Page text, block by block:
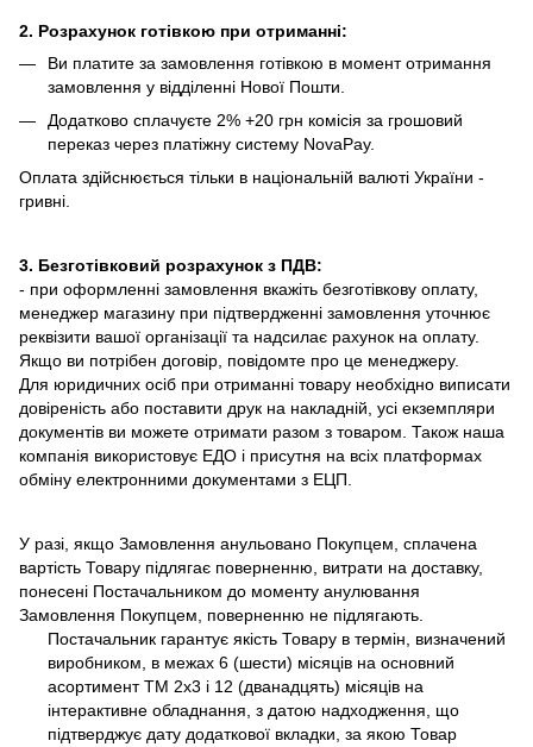
2. Розрахунок готівкою при отриманні:
Ви платите за замовлення готівкою в момент отримання
замовлення у відділенні Нової Пошти.
Додатково сплачуєте 2% +20 грн комісія за грошовий
переказ через платіжну систему NovaPay.
Оплата здійснюється тільки в національній валюті України -
гривні.
3. Безготівковий розрахунок з ПДВ:
- при оформленні замовлення вкажіть безготівкову оплату,
менеджер магазину при підтвердженні замовлення уточнює
реквізити вашої організації та надсилає рахунок на оплату.
Якщо ви потрібен договір, повідомте про це менеджеру.
Для юридичних осіб при отриманні товару необхідно виписати
довіреність або поставити друк на накладній, усі екземпляри
документів ви можете отримати разом з товаром. Також наша
компанія використовує ЕДО і присутня на всіх платформах
обміну електронними документами з ЕЦП.
У разі, якщо Замовлення анульовано Покупцем, сплачена
вартість Товару підлягає поверненню, витрати на доставку,
понесені Постачальником до моменту анулювання
Замовлення Покупцем, поверненню не підлягають.
Постачальник гарантує якість Товару в термін, визначений
виробником, в межах 6 (шести) місяців на основний
асортимент ТМ 2х3 і 12 (дванадцять) місяців на
інтерактивне обладнання, з датою надходження, що
підтверджує дату додаткової вкладки, за якою Товар